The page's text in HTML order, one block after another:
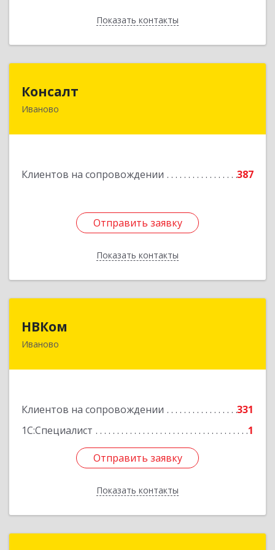
Показать контакты
Назад
Консалт
Иваново
Клиентов на сопровождении 387
Отправить заявку
Показать контакты
153000, Ивановская обл, Иваново г, Жарова ул,
Отправить заявку
Назад
НВКом
Иваново
Клиентов на сопровождении
331
1С:Специалист
1
Отправить заявку
Показать контакты
153000, Ивановская обл, Иваново г, Аптечный
Отправить заявку
Назад